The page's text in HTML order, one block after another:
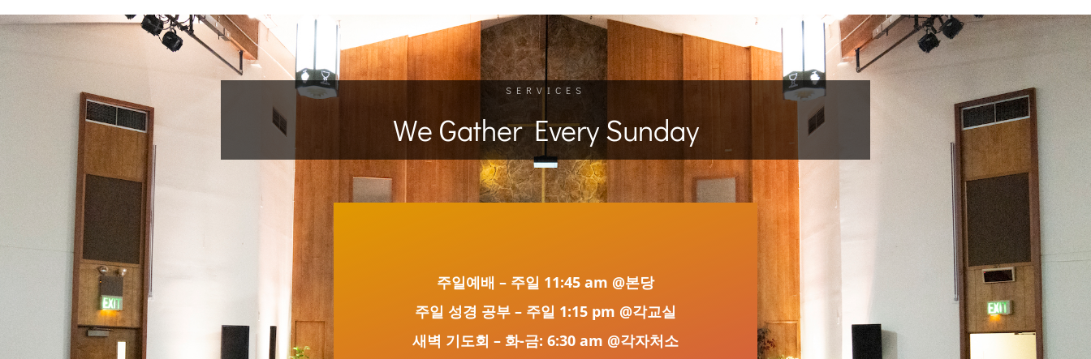
SERVICES
We Gather Every Sunday
주일예배 – 주일 11:45 am @본당
주일 성경 공부 – 주일 1:15 pm @각교실
새벽 기도회 – 화-금: 6:30 am @각자처소